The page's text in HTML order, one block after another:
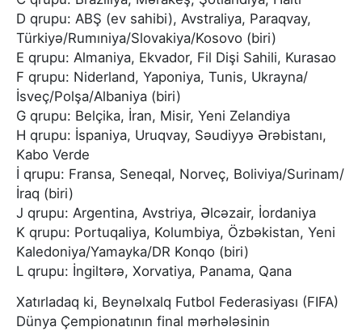
D qrupu: ABŞ (ev sahibi), Avstraliya, Paraqvay,
Türkiyə/Rumıniya/Slovakiya/Kosovo (biri)
E qrupu: Almaniya, Ekvador, Fil Dişi Sahili, Kurasao
F qrupu: Niderland, Yaponiya, Tunis, Ukrayna/
İsveç/Polşa/Albaniya (biri)
G qrupu: Belçika, İran, Misir, Yeni Zelandiya
H qrupu: İspaniya, Uruqvay, Səudiyyə Ərəbistanı,
Kabo Verde
İ qrupu: Fransa, Seneqal, Norveç, Boliviya/Surinam/
İraq (biri)
J qrupu: Argentina, Avstriya, Əlcəzair, İordaniya
K qrupu: Portuqaliya, Kolumbiya, Özbəkistan, Yeni
Kaledoniya/Yamayka/DR Konqo (biri)
L qrupu: İngiltərə, Xorvatiya, Panama, Qana
Xatırladaq ki, Beynəlxalq Futbol Federasiyası (FIFA)
Dünya Çempionatının final mərhələsinin